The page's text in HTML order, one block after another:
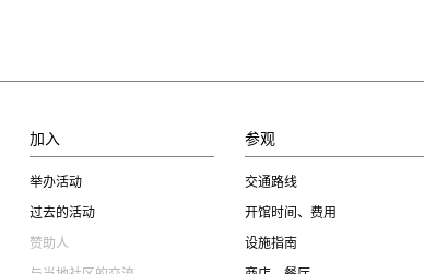
加入
举办活动
过去的活动
赞助人
参观
交通路线
开馆时间、费用
设施指南